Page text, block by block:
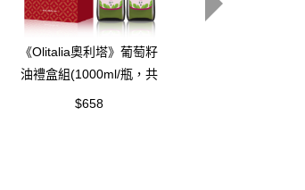
《Olitalia奧利塔》葡萄籽
油禮盒組(1000ml/瓶，共
2瓶)
$658